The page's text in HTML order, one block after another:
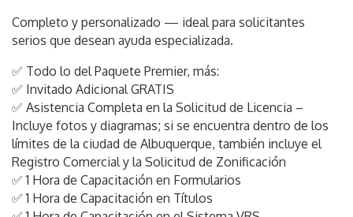
Completo y personalizado — ideal para solicitantes
serios que desean ayuda especializada.
✅ Todo lo del Paquete Premier, más:
✅ Invitado Adicional GRATIS
✅ Asistencia Completa en la Solicitud de Licencia –
Incluye fotos y diagramas; si se encuentra dentro de los
límites de la ciudad de Albuquerque, también incluye el
Registro Comercial y la Solicitud de Zonificación
✅ 1 Hora de Capacitación en Formularios
✅ 1 Hora de Capacitación en Títulos